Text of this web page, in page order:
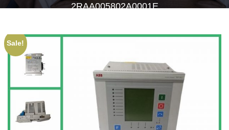
2RAA005802A0001E
Sale!